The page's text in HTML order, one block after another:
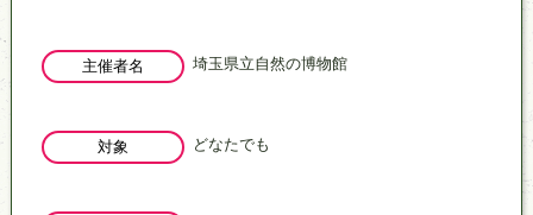
主催者名 埼玉県立自然の博物館
対象 どなたでも